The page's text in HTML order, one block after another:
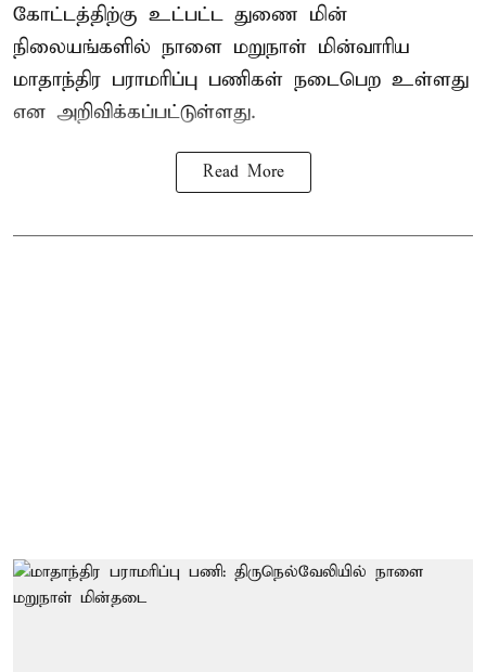
கோட்டத்திற்கு உட்பட்ட துணை மின்
நிலையங்களில் நாளை மறுநாள் மின்வாரிய
மாதாந்திர பராமரிப்பு பணிகள் நடைபெற உள்ளது
என அறிவிக்கப்பட்டுள்ளது.
Read More